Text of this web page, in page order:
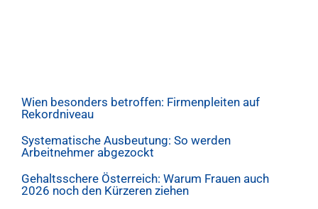
Wien besonders betroffen: Firmenpleiten auf
Rekordniveau
Systematische Ausbeutung: So werden
Arbeitnehmer abgezockt
Gehaltsschere Österreich: Warum Frauen auch
2026 noch den Kürzeren ziehen